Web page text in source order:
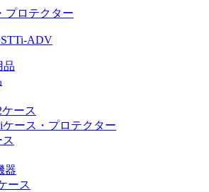
プロテクター
ADV
品
ケース
ケース・プロテクター
ス
器
ース